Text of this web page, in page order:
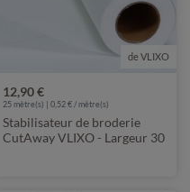
de VLIXO
12,90 €
25mètre(s) | 0,52 € / mètre(s)
Stabilisateur de broderie
CutAway VLIXO - Largeur 30